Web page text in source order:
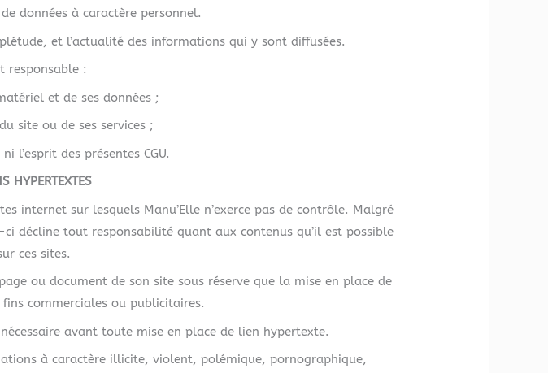
données à caractère personnel.
et l’actualité des informations qui y sont diffusées.
responsable :
et de ses données ;
site ou de ses services ;
l’esprit des présentes CGU.
HYPERTEXTES
internet sur lesquels Manu’Elle n’exerce pas de contrôle. Malgré
décline tout responsabilité quant aux contenus qu’il est possible
ces sites.
ou document de son site sous réserve que la mise en place de
commerciales ou publicitaires.
avant toute mise en place de lien hypertexte.
à caractère illicite, violent, polémique, pornographique,